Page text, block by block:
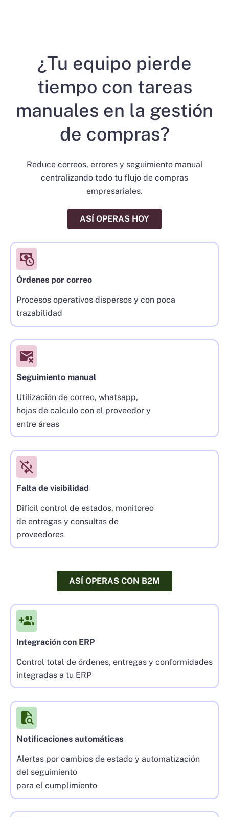
¿Tu equipo pierde
tiempo con tareas
manuales en la gestión
de compras?
Reduce correos, errores y seguimiento manual
centralizando todo tu flujo de compras
empresariales.
ASÍ OPERAS HOY
Órdenes por correo
Procesos operativos dispersos y con poca
trazabilidad
Seguimiento manual
Utilización de correo, whatsapp,
hojas de calculo con el proveedor y
entre áreas
Falta de visibilidad
Difícil control de estados, monitoreo
de entregas y consultas de
proveedores
ASÍ OPERAS CON B2M
Integración con ERP
Control total de órdenes, entregas y conformidades
integradas a tu ERP
Notificaciones automáticas
Alertas por cambios de estado y automatización
del seguimiento
para el cumplimiento